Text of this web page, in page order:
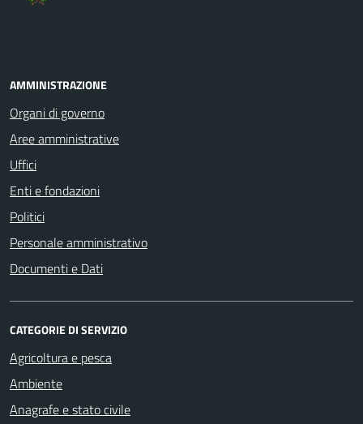
AMMINISTRAZIONE
Organi di governo
Aree amministrative
Uffici
Enti e fondazioni
Politici
Personale amministrativo
Documenti e Dati
CATEGORIE DI SERVIZIO
Agricoltura e pesca
Ambiente
Anagrafe e stato civile